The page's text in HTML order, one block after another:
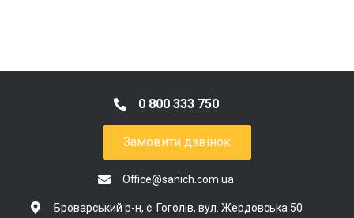
0 800 333 750
Замовити дзвінок
Office@sanich.com.ua
Броварський р-н, с. Гоголів, вул. Жердовська 50